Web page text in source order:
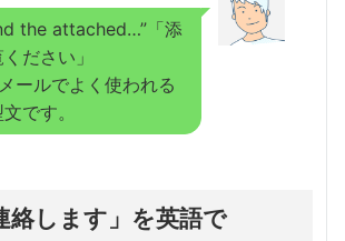
the attached…”「添
ださい」
ールでよく使われる
です。
絡します」を英語で